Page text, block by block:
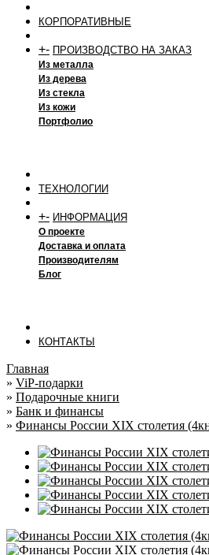
КОРПОРАТИВНЫЕ
+- ПРОИЗВОДСТВО НА ЗАКАЗ
Из металла
Из дерева
Из стекла
Из кожи
Портфолио
ТЕХНОЛОГИИ
+- ИНФОРМАЦИЯ
О проекте
Доставка и оплата
Производителям
Блог
КОНТАКТЫ
Главная
» ViP-подарки
» Подарочные книги
» Банк и финансы
» Финансы России XIX столетия